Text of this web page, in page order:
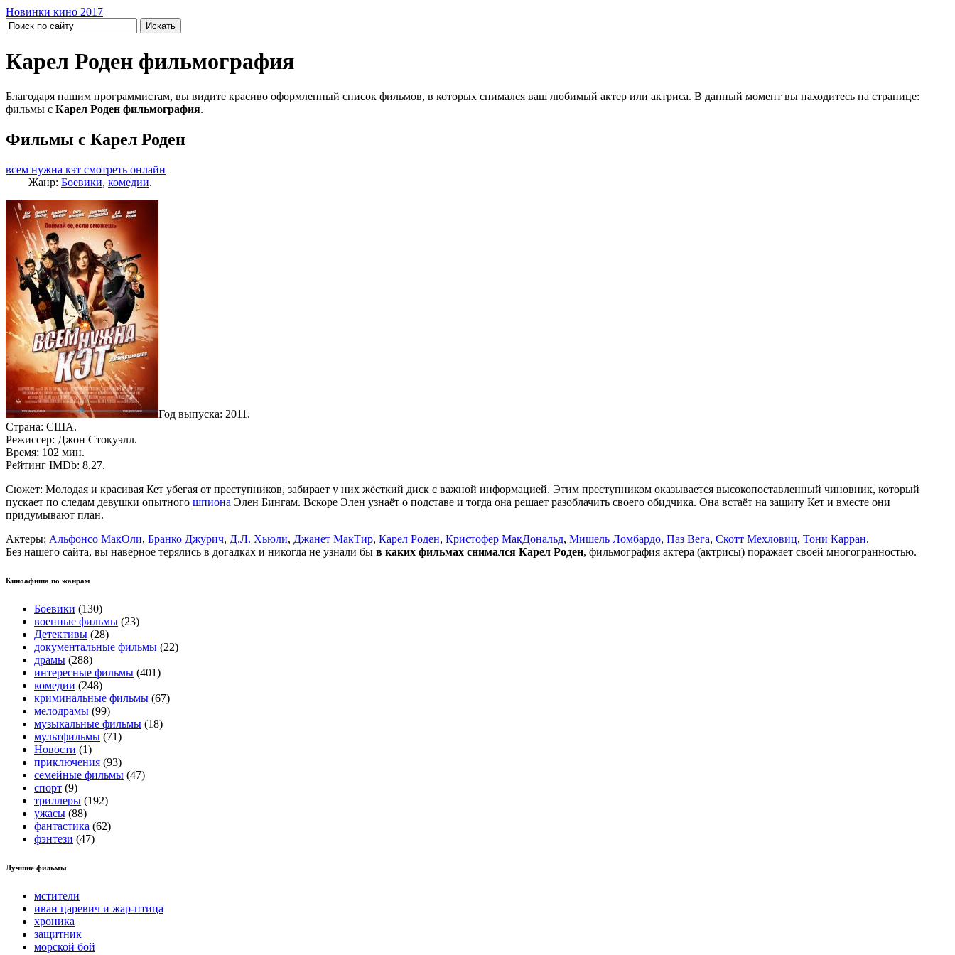
Новинки кино 2017
Карел Роден фильмография
Благодаря нашим программистам, вы видите красиво оформленный список фильмов, в которых снимался ваш любимый актер или актриса. В данный момент вы находитесь на странице:
фильмы с Карел Роден фильмография.
Фильмы с Карел Роден
всем нужна кэт смотреть онлайн
Жанр: Боевики, комедии.
Год выпуска: 2011.
Страна: США.
Режиссер: Джон Стокуэлл.
Время: 102 мин.
Рейтинг IMDb: 8,27.
Сюжет: Молодая и красивая Кет убегая от преступников, забирает у них жёсткий диск с важной информацией. Этим преступником оказывается высокопоставленный чиновник, который
пускает по следам девушки опытного шпиона Элен Бингам. Вскоре Элен узнаёт о подставе и тогда она решает разоблачить своего обидчика. Она встаёт на защиту Кет и вместе они
придумывают план.
Актеры: Альфонсо МакОли, Бранко Джурич, Д.Л. Хьюли, Джанет МакТир, Карел Роден, Кристофер МакДональд, Мишель Ломбардо, Паз Вега, Скотт Мехловиц, Тони Карран.
Без нашего сайта, вы наверное терялись в догадках и никогда не узнали бы в каких фильмах снимался Карел Роден, фильмография актера (актрисы) поражает своей многогранностью.
Киноафиша по жанрам
Боевики (130)
военные фильмы (23)
Детективы (28)
документальные фильмы (22)
драмы (288)
интересные фильмы (401)
комедии (248)
криминальные фильмы (67)
мелодрамы (99)
музыкальные фильмы (18)
мультфильмы (71)
Новости (1)
приключения (93)
семейные фильмы (47)
спорт (9)
триллеры (192)
ужасы (88)
фантастика (62)
фэнтези (47)
Лучшие фильмы
мстители
иван царевич и жар-птица
хроника
защитник
морской бой